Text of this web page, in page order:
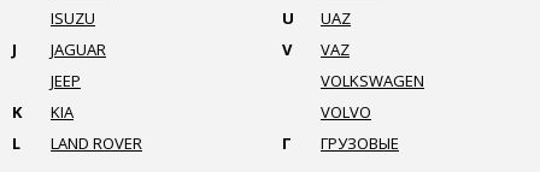
ISUZU
J
JAGUAR
JEEP
K
KIA
L
LAND ROVER
U
UAZ
V
VAZ
VOLKSWAGEN
VOLVO
Г
ГРУЗОВЫЕ